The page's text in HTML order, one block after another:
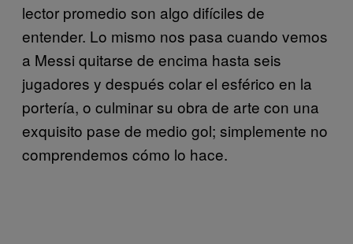
lector promedio son algo difíciles de
entender. Lo mismo nos pasa cuando vemos
a Messi quitarse de encima hasta seis
jugadores y después colar el esférico en la
portería, o culminar su obra de arte con una
exquisito pase de medio gol; simplemente no
comprendemos cómo lo hace.